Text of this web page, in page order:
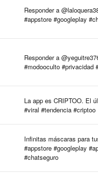
Responder a
#appstore #googleplay
Responder a
#modooculto #privacidad
La app es CRIPTOO. El
#viral #tendencia #criptoo
Infinitas máscaras para
#appstore #googleplay
#chatseguro